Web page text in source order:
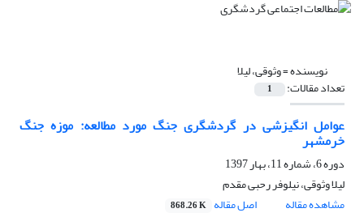
نویسنده =وثوقی، لیلا
تعداد مقالات: 1
عوامل انگیزشی در گردشگری جنگ مورد مطالعه: موزه جنگ
خرمشهر
دوره 6، شماره 11، بهار 1397
لیلا وثوقی، نیلوفر رحبی مقدم
مشاهده مقاله
اصل مقاله 868.26 K